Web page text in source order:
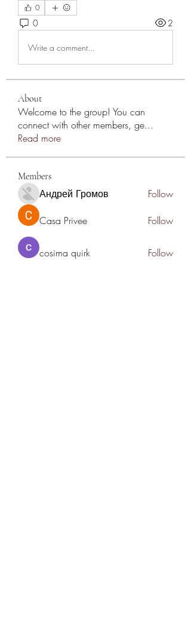
0
0 2
Write a comment...
About
Welcome to the group! You can
connect with other members, ge...
Read more
Members
Андрей Громов Follow
Casa Privee Follow
cosima quirk Follow